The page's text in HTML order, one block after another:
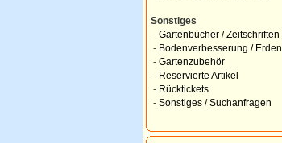
Sonstiges
- Gartenbücher / Zeitschriften
- Bodenverbesserung / Erden
- Gartenzubehör
- Reservierte Artikel
- Rücktickets
- Sonstiges / Suchanfragen